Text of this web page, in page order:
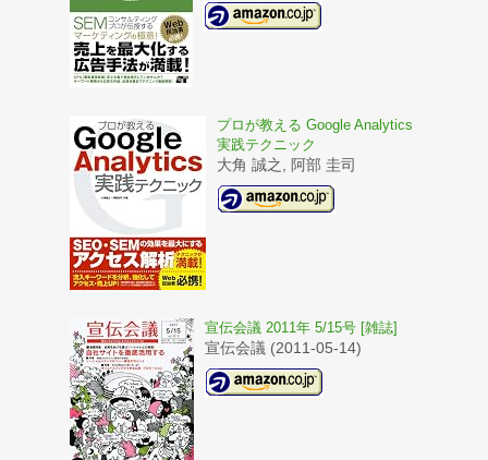
プロが教える Google Analytics
実践テクニック
大角 誠之, 阿部 圭司
宣伝会議 2011年 5/15号 [雑誌]
宣伝会議 (2011-05-14)